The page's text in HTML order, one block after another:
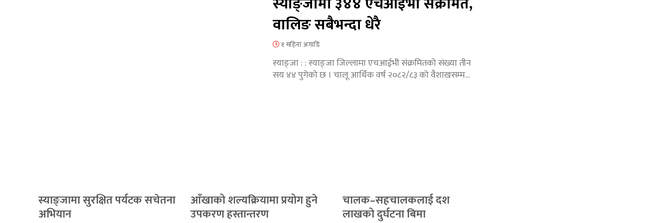
वालिङ सबैभन्दा धेरै
१ महिना अगाडि
स्याङ्जा : : स्याङ्जा जिल्लामा एचआईभी संक्रमितको संख्या तीन
सय ४४ पुगेको छ । चालू आर्थिक वर्ष २०८२/८३ को वैशाखसम्म…
स्याङ्जामा सुरक्षित पर्यटक सचेतना
अभियान
आँखाको शल्यक्रियामा प्रयोग हुने
उपकरण हस्तान्तरण
चालक–सहचालकलाई दश
लाखको दुर्घटना बिमा